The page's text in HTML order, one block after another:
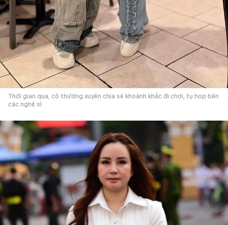
Thời gian qua, cô thường xuyên chia sẻ khoảnh khắc đi chơi, tụ họp bên
các nghệ sĩ